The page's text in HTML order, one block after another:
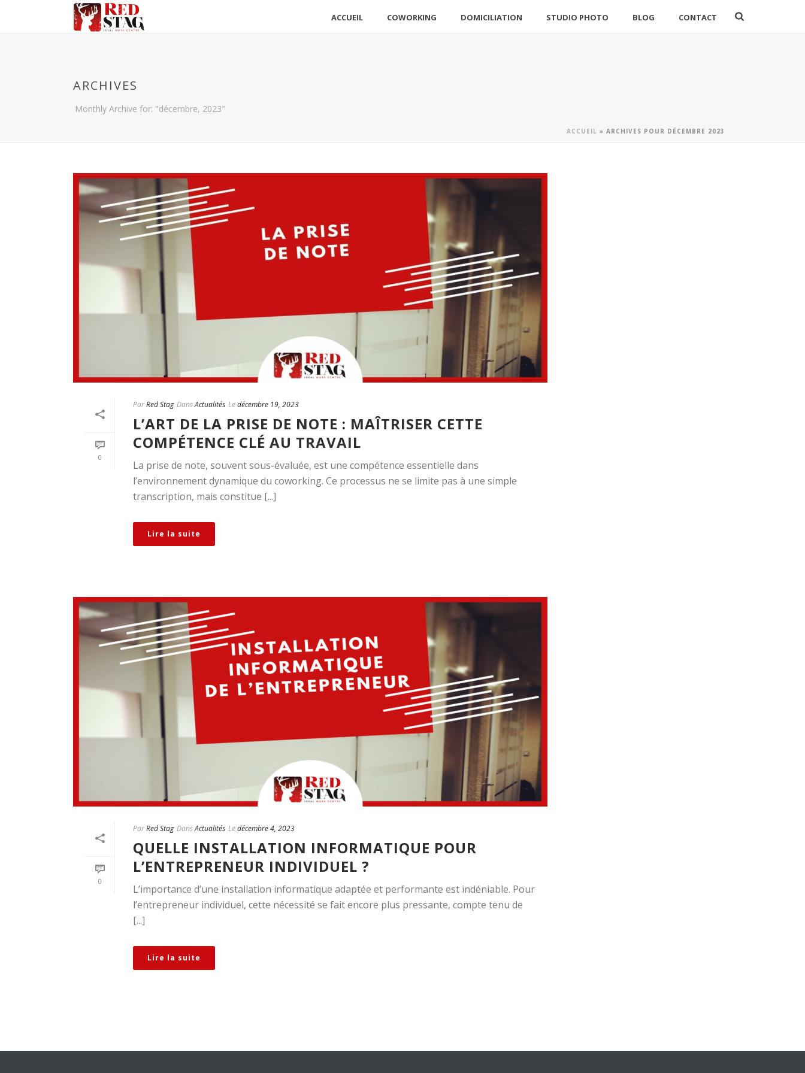
ACCUEIL COWORKING DOMICILIATION STUDIO PHOTO BLOG CONTACT
ARCHIVES
Monthly Archive for: "décembre, 2023"
ACCUEIL » ARCHIVES POUR DÉCEMBRE 2023
0
ParRed Stag DansActualités Ledécembre 19, 2023
L’ART DE LA PRISE DE NOTE : MAÎTRISER CETTE
COMPÉTENCE CLÉ AU TRAVAIL
La prise de note, souvent sous-évaluée, est une compétence essentielle dans
l’environnement dynamique du coworking. Ce processus ne se limite pas à une simple
transcription, mais constitue [...]
Lire la suite
0
ParRed Stag DansActualités Ledécembre 4, 2023
QUELLE INSTALLATION INFORMATIQUE POUR
L’ENTREPRENEUR INDIVIDUEL ?
L’importance d’une installation informatique adaptée et performante est indéniable. Pour
l’entrepreneur individuel, cette nécessité se fait encore plus pressante, compte tenu de
[...]
Lire la suite